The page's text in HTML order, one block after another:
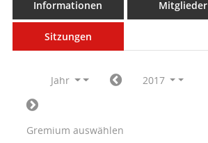
Informationen Mitglieder
Sitzungen
Jahr 2017
Gremium auswählen